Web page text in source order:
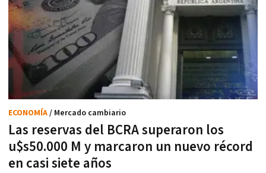
Las reservas del BCRA superaron los
u$s50.000 M y marcaron un nuevo récord
en casi siete años
ECONOMÍA/ Mercado cambiario